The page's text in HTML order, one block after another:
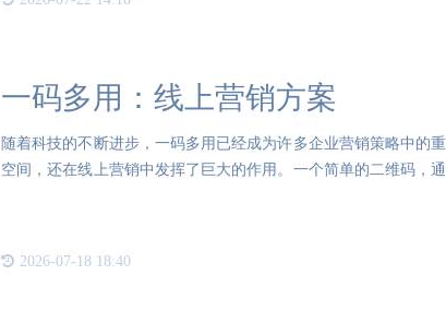
一码多用：线上营销方案
随着科技的不断进步，一码多用已经成为许多企业营销策略中的
空间，还在线上营销中发挥了巨大的作用。一个简单的二维码，
2026-07-18 18:40